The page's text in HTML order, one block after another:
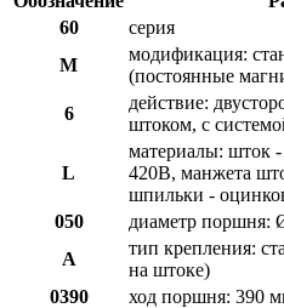
60
серия
M
модификация:
(постоянные
6
действие:
штоком, с
L
материалы: шток
420B, манжета
шпильки -
050
диаметр поршня:
A
тип крепления:
на штоке)
0390
ход поршня: 390